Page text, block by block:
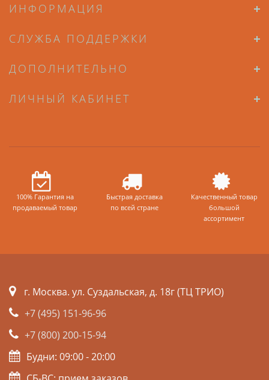
ИНФОРМАЦИЯ
СЛУЖБА ПОДДЕРЖКИ
ДОПОЛНИТЕЛЬНО
ЛИЧНЫЙ КАБИНЕТ
100% Гарантия на
продаваемый товар
Быстрая доставка
по всей стране
Качественный товар
большой
ассортимент
г. Москва. ул. Суздальская, д. 18г (ТЦ ТРИО)
+7 (495) 151-96-96
+7 (800) 200-15-94
Будни: 09:00 - 20:00